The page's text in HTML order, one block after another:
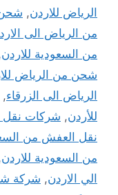
الرياض للاردن, شحن
من الرياض الى
من السعودية للاردن
شحن من الرياض
الرياض الى الزرقاء,
للأردن, شركات نقل
نقل العفش من
من السعودية للاردن
الي الاردن, شركة